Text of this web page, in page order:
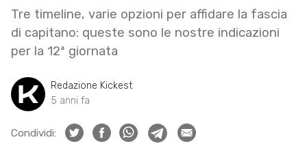
Tre timeline, varie opzioni per affidare la fascia
di capitano: queste sono le nostre indicazioni
per la 12ª giornata
Redazione Kickest
5 anni fa
Condividi: